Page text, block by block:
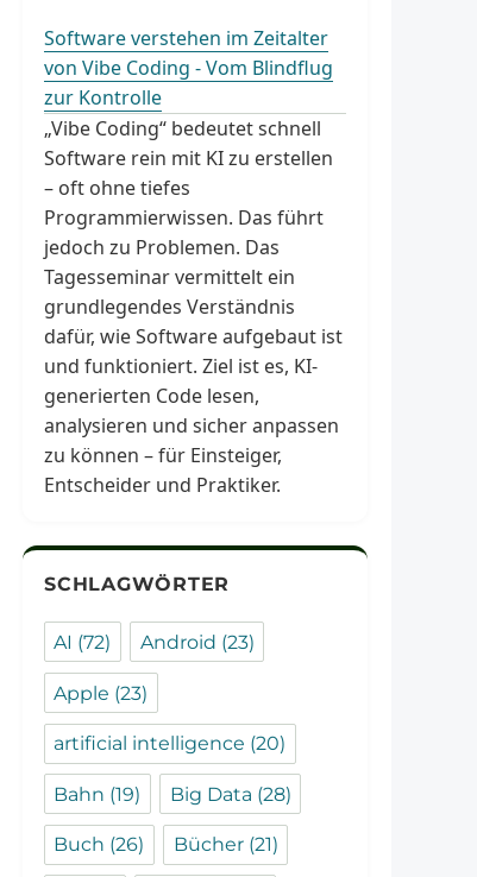
Software verstehen im Zeitalter
von Vibe Coding - Vom Blindflug
zur Kontrolle
„Vibe Coding“ bedeutet schnell
Software rein mit KI zu erstellen
– oft ohne tiefes
Programmierwissen. Das führt
jedoch zu Problemen. Das
Tagesseminar vermittelt ein
grundlegendes Verständnis
dafür, wie Software aufgebaut ist
und funktioniert. Ziel ist es, KI-
generierten Code lesen,
analysieren und sicher anpassen
zu können – für Einsteiger,
Entscheider und Praktiker.
SCHLAGWÖRTER
AI (72) Android (23)
Apple (23)
artificial intelligence (20)
Bahn (19) Big Data (28)
Buch (26) Bücher(21)